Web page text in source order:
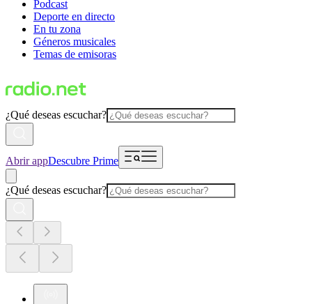
Podcast
Deporte en directo
En tu zona
Géneros musicales
Temas de emisoras
¿Qué deseas escuchar?
Abrir appDescubre Prime
¿Qué deseas escuchar?